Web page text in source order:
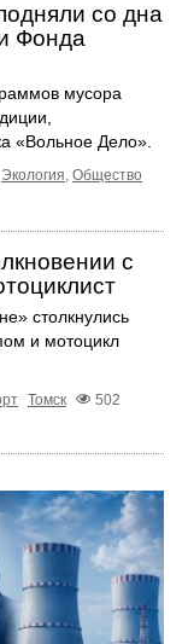
со дна
Фонда
мусора
«Вольное Дело».
Экология, Общество
с
столкнулись
и мотоцикл
Томск
502